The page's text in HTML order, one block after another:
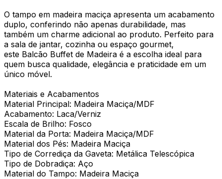
O tampo em madeira maciça apresenta um acabamento
duplo, conferindo não apenas durabilidade, mas
também um charme adicional ao produto. Perfeito para
a sala de jantar, cozinha ou espaço gourmet,
este Balcão Buffet de Madeira é a escolha ideal para
quem busca qualidade, elegância e praticidade em um
único móvel.
Materiais e Acabamentos
Material Principal: Madeira Maciça/MDF
Acabamento: Laca/Verniz
Escala de Brilho: Fosco
Material da Porta: Madeira Maciça/MDF
Material dos Pés: Madeira Maciça
Tipo de Corrediça da Gaveta: Metálica Telescópica
Tipo de Dobradiça: Aço
Material do Tampo: Madeira Maciça